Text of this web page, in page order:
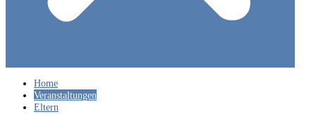
Home
Veranstaltungen
Eltern